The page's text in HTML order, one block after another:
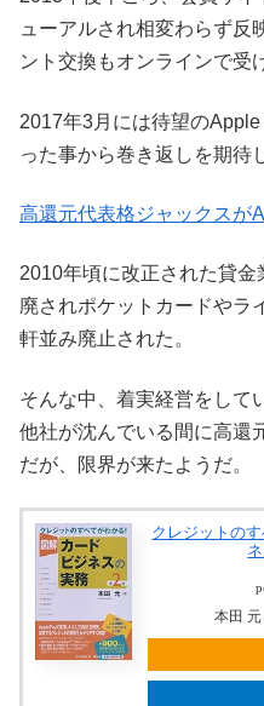
ューアルされ相変わらず反
ント交換もオンラインで受
2017年3月には待望の
った事から巻き返しを期待
高還元代表格ジャックスが
2010年頃に改正された貸
廃されポケットカードやラ
軒並み廃止された。
そんな中、着実経営をして
他社が沈んでいる間に高還
だが、限界が来たようだ。
クレジットの
本田